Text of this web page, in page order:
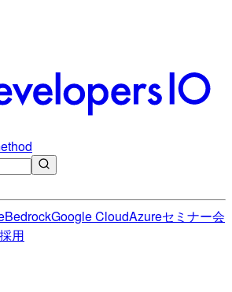
BedrockGoogle CloudAzureセミナー会
採用